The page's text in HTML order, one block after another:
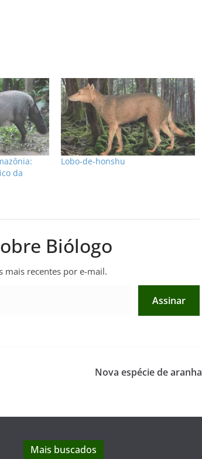
da
Lobo-de-honshu
Biólogo
mais recentes por e-mail.
Assinar
Nova espécie de aranha
Mais buscados